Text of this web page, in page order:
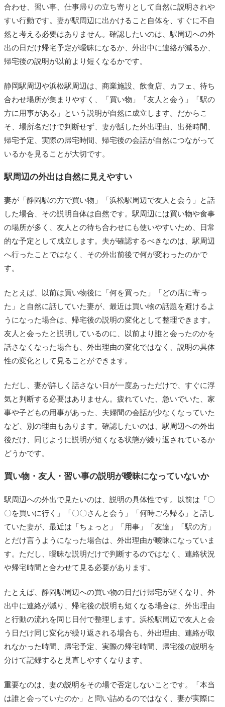
合わせ、習い事、仕事帰りの立ち寄りとして自然に説明されや
すい行動です。妻が駅周辺に出かけること自体を、すぐに不自
然と考える必要はありません。確認したいのは、駅周辺への外
出の日だけ帰宅予定が曖昧になるか、外出中に連絡が減るか、
帰宅後の説明が以前より短くなるかです。
静岡駅周辺や浜松駅周辺は、商業施設、飲食店、カフェ、待ち
合わせ場所が集まりやすく、「買い物」「友人と会う」「駅の
方に用事がある」という説明が自然に成立します。だからこ
そ、場所名だけで判断せず、妻が話した外出理由、出発時間、
帰宅予定、実際の帰宅時間、帰宅後の会話が自然につながって
いるかを見ることが大切です。
駅周辺の外出は自然に見えやすい
妻が「静岡駅の方で買い物」「浜松駅周辺で友人と会う」と話
した場合、その説明自体は自然です。駅周辺には買い物や食事
の場所が多く、友人との待ち合わせにも使いやすいため、日常
的な予定として成立します。夫が確認するべきなのは、駅周辺
へ行ったことではなく、その外出前後で何が変わったのかで
す。
たとえば、以前は買い物後に「何を買った」「どの店に寄っ
た」と自然に話していた妻が、最近は買い物の話題を避けるよ
うになった場合は、帰宅後の説明の変化として整理できます。
友人と会ったと説明しているのに、以前より誰と会ったのかを
話さなくなった場合も、外出理由の変化ではなく、説明の具体
性の変化として見ることができます。
ただし、妻が詳しく話さない日が一度あっただけで、すぐに浮
気と判断する必要はありません。疲れていた、急いでいた、家
事や子どもの用事があった、夫婦間の会話が少なくなっていた
など、別の理由もあります。確認したいのは、駅周辺への外出
後だけ、同じように説明が短くなる状態が繰り返されているか
どうかです。
買い物・友人・習い事の説明が曖昧になっていないか
駅周辺への外出で見たいのは、説明の具体性です。以前は「〇
〇を買いに行く」「〇〇さんと会う」「何時ごろ帰る」と話し
ていた妻が、最近は「ちょっと」「用事」「友達」「駅の方」
とだけ言うようになった場合は、外出理由が曖昧になっていま
す。ただし、曖昧な説明だけで判断するのではなく、連絡状況
や帰宅時間と合わせて見る必要があります。
たとえば、静岡駅周辺への買い物の日だけ帰宅が遅くなり、外
出中に連絡が減り、帰宅後の説明も短くなる場合は、外出理由
と行動の流れを同じ日付で整理します。浜松駅周辺で友人と会
う日だけ同じ変化が繰り返される場合も、外出理由、連絡が取
れなかった時間、帰宅予定、実際の帰宅時間、帰宅後の説明を
分けて記録すると見直しやすくなります。
重要なのは、妻の説明をその場で否定しないことです。「本当
は誰と会っていたのか」と問い詰めるのではなく、妻が実際に